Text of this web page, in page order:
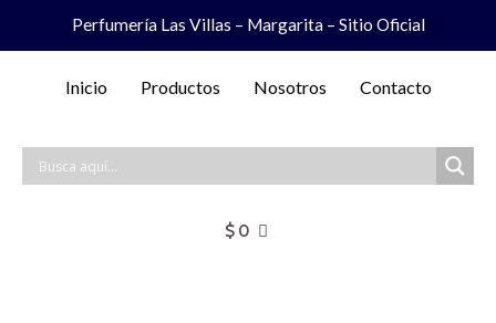
Perfumería Las Villas – Margarita – Sitio Oficial
Inicio Productos Nosotros Contacto
$ 0